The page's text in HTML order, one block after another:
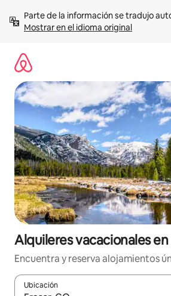
contenidoMostrar en el idioma original
Alquileres vacacionales en
Encuentra y reserva alojamientos
Ubicación